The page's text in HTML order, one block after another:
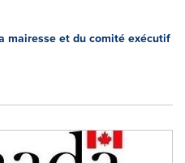
mairesse et du comité exécutif